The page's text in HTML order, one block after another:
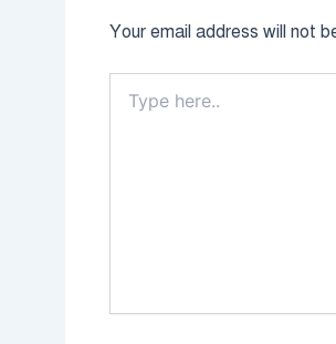
Your email address will not
here..